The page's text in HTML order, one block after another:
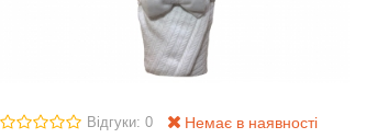
Відгуки: 0
Немає в наявності